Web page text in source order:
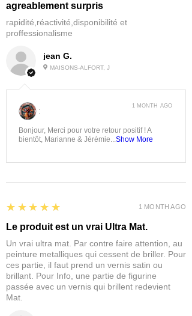
jean G.
MAISONS-ALFORT, J
agreablement surpris
rapidité,réactivité,disponibilité et
proffessionalisme
:
Bonjour, Merci pour votre retour positif ! A
bientôt, Marianne & Jérémie...Show More
1 MONTH AGO
5
★★★★★
Le produit est un vrai Ultra Mat.
Un vrai ultra mat. Par contre faire attention, au
peinture metalliques qui cessent de briller. Pour
ces partie, il faut prend un vernis satin ou
brillant. Pour Info, une partie de figurine
passée avec un vernis qui brillent redevient
Mat.
1 MONTH AGO